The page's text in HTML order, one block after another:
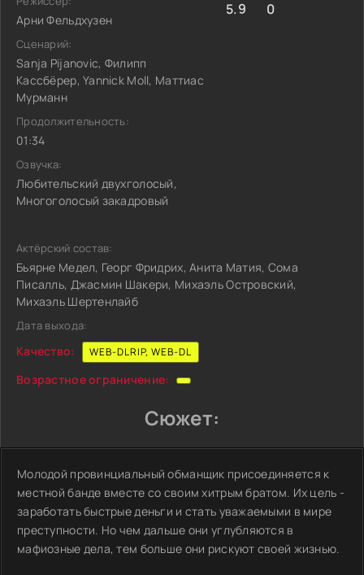
Арни Фельдхузен
Сценарий:
Sanja Pijanovic, Филипп
Кассбёрер, Yannick Moll, Маттиас
Мурманн
Продолжительность:
01:34
Озвучка:
Любительский двухголосый,
Многоголосый закадровый
5.9 0
Актёрский состав:
Бьярне Медел, Георг Фридрих, Анита Матия, Сома
Писалль, Джасмин Шакери, Михаэль Островский,
Михаэль Шертенлайб
Дата выхода:
Качество: WEB-DLRIP, WEB-DL
Возрастное ограничение:
Сюжет:
Молодой провинциальный обманщик присоединяется к
местной банде вместе со своим хитрым братом. Их цель -
заработать быстрые деньги и стать уважаемыми в мире
преступности. Но чем дальше они углубляются в
мафиозные дела, тем больше они рискуют своей жизнью.